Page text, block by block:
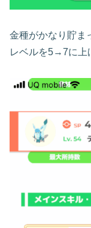
金種がかなり貯ま
レベルを5→7に上